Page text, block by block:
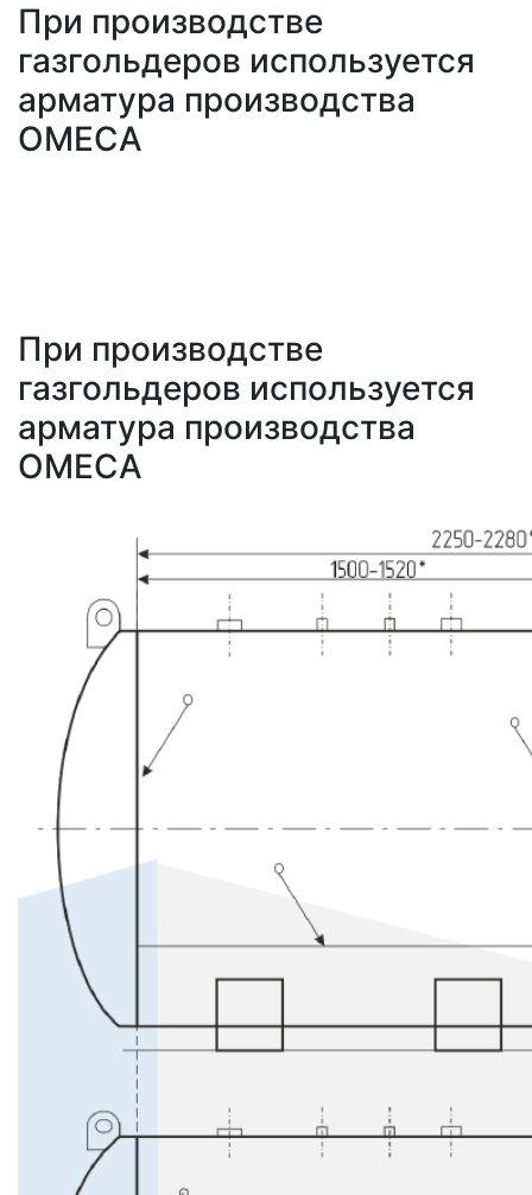
При производстве
газгольдеров используется
арматура производства
OMECA
При производстве
газгольдеров используется
арматура производства
OMECA